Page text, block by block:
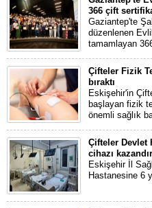
366 çift
Gaziantep'te
düzenlenen
tamamlayan
Çifteler Fizik
bıraktı
Eskişehir'in
başlayan fizik
önemli sağlık
Çifteler Devlet
cihazı
Eskişehir İl
Hastanesine 6